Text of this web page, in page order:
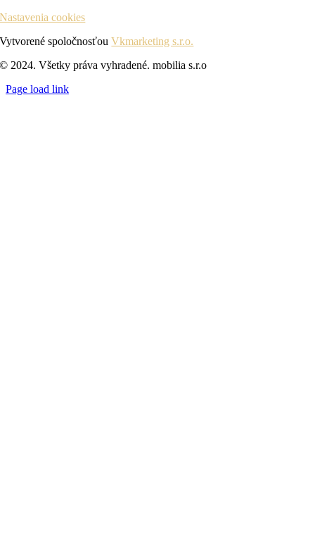
Nastavenia cookies
Vytvorené spoločnosťouVkmarketing s.r.o.
© 2024. Všetky práva vyhradené. mobilia s.r.o
Page load link